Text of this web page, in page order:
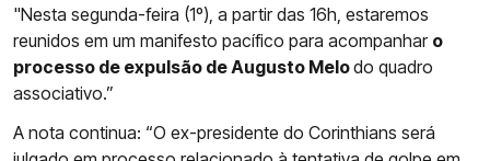
"Nesta segunda-feira (1º), a partir das 16h, estaremos
reunidos em um manifesto pacífico para acompanhar o
processo de expulsão de Augusto Melodo quadro
associativo.”
A nota continua: “O ex-presidente do Corinthians será